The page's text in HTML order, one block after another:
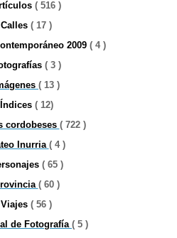
( 516 )
Calles ( 17 )
2009 ( 4 )
( 3 )
( 13 )
Índices ( 12)
cordobeses ( 722 )
Inurria ( 4 )
( 65 )
( 60 )
Viajes ( 56 )
de Fotografía ( 5 )